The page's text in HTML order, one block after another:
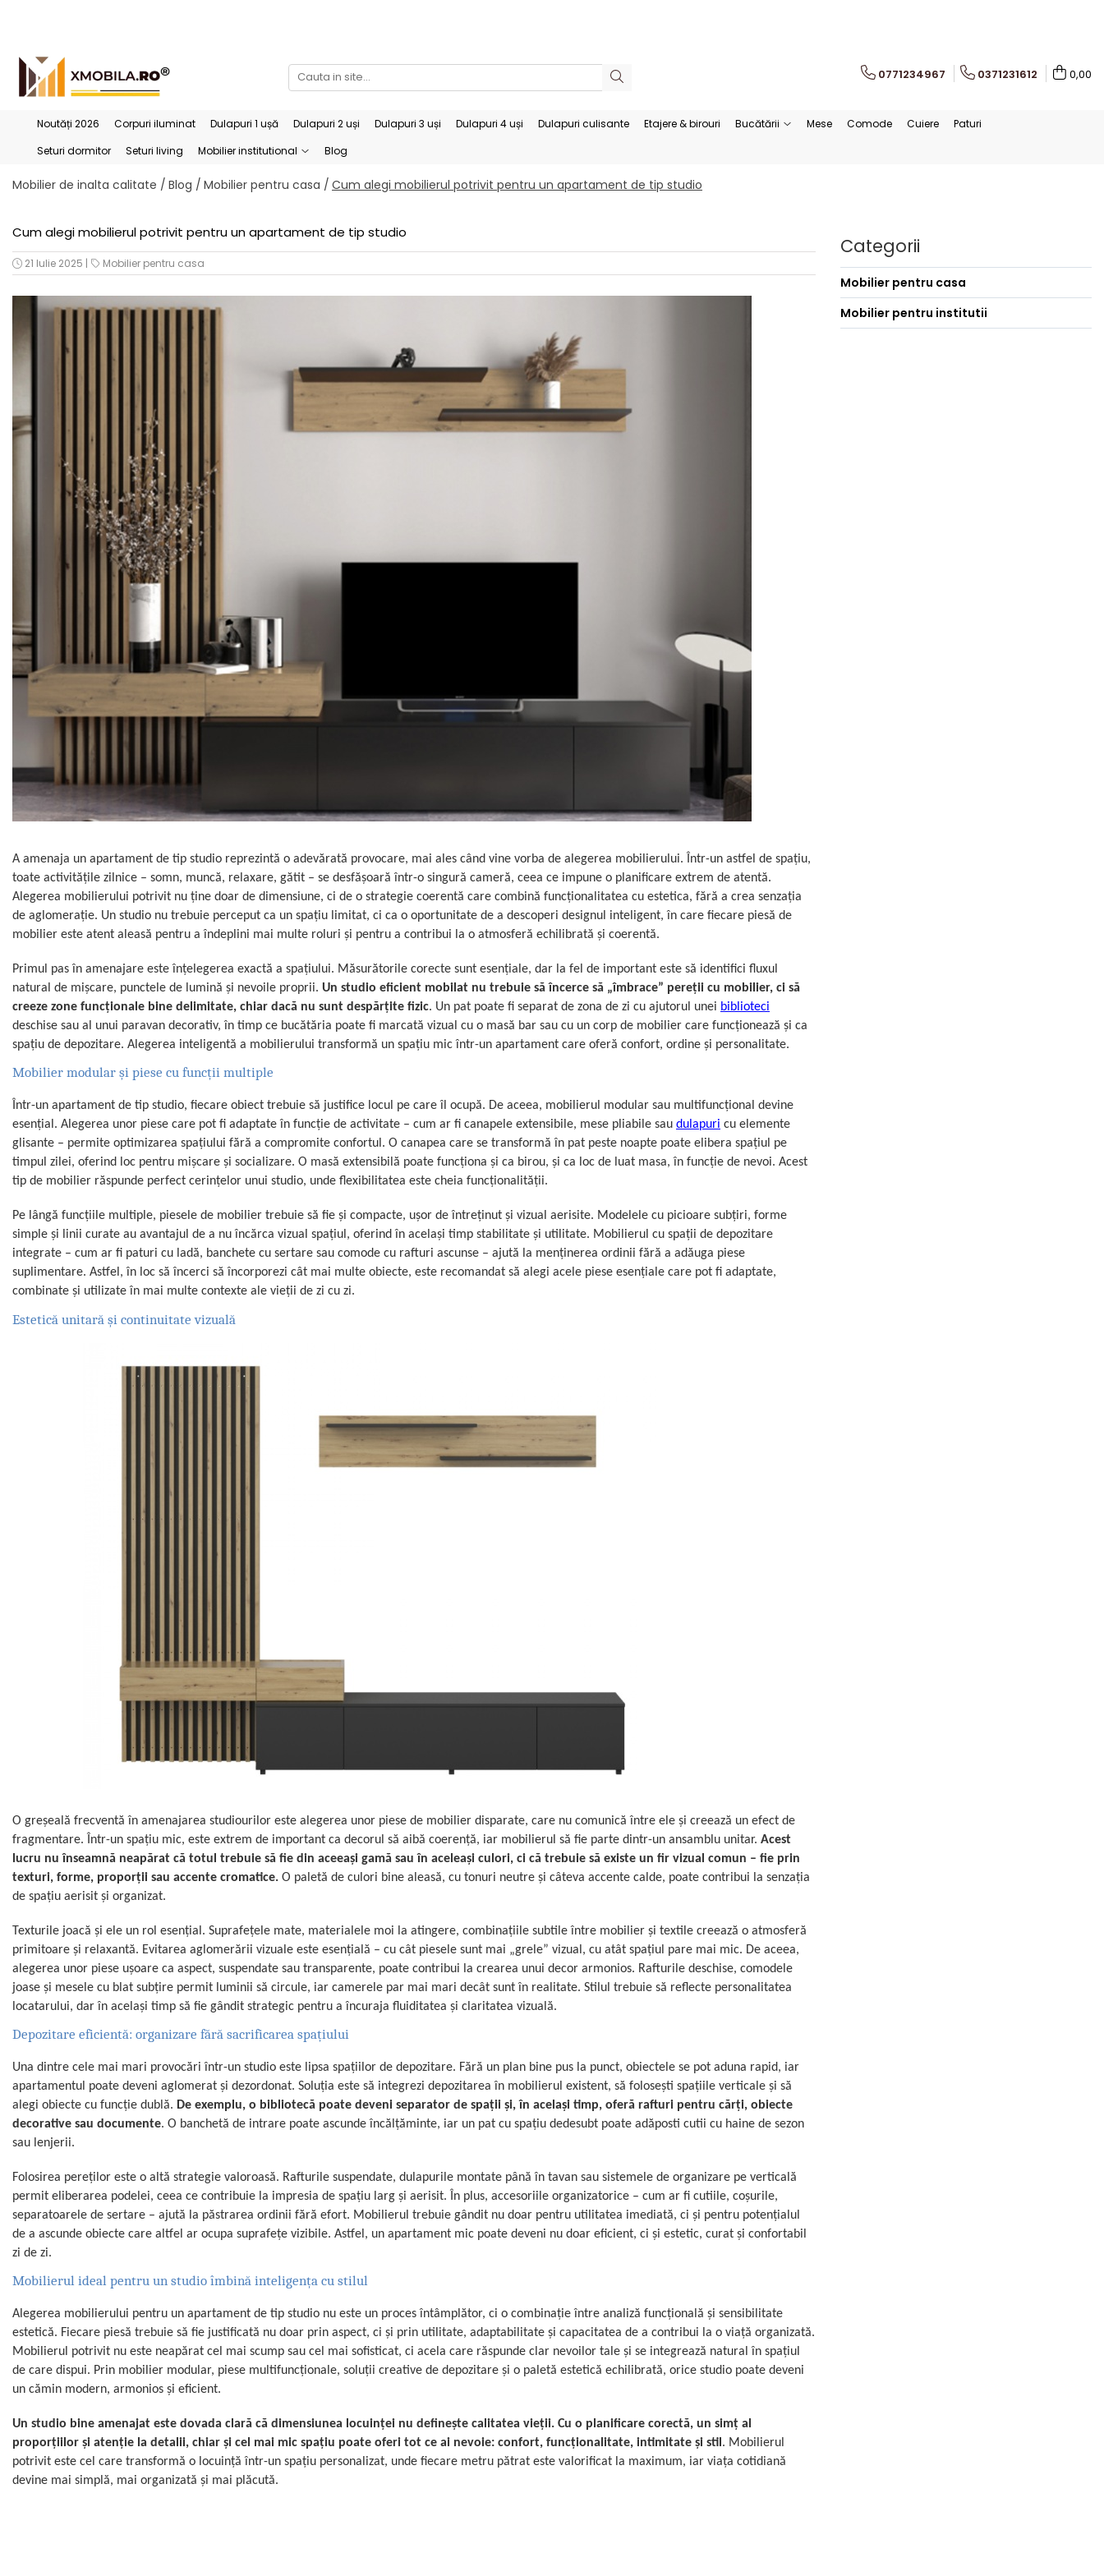
Bucătării Complete
Accesorii bucătărie
Dulapuri 1 ușă
0771234967 0371231612 0,00
Noutăți 2026 Corpuri iluminat Dulapuri 1 ușă Dulapuri 2 uși Dulapuri 3 uși Dulapuri 4 uși Dulapuri culisante Etajere & birouri Bucătării Mese Comode Cuiere
Paturi
Seturi dormitor
Seturi living Mobilier institutional Blog
Mobilier de inalta calitate / Blog / Mobilier pentru casa / Cum alegi mobilierul potrivit pentru un apartament de tip studio
Cum alegi mobilierul potrivit pentru un apartament de tip studio
21 Iulie 2025 | Mobilier pentru casa
A amenaja un apartament de tip studio reprezintă o adevărată provocare, mai ales când vine vorba de alegerea mobilierului. Într-un astfel de spațiu,
toate activitățile zilnice – somn, muncă, relaxare, gătit – se desfășoară într-o singură cameră, ceea ce impune o planificare extrem de atentă.
Alegerea mobilierului potrivit nu ține doar de dimensiune, ci de o strategie coerentă care combină funcționalitatea cu estetica, fără a crea senzația
de aglomerație. Un studio nu trebuie perceput ca un spațiu limitat, ci ca o oportunitate de a descoperi designul inteligent, în care fiecare piesă de
mobilier este atent aleasă pentru a îndeplini mai multe roluri și pentru a contribui la o atmosferă echilibrată și coerentă.
Primul pas în amenajare este înțelegerea exactă a spațiului. Măsurătorile corecte sunt esențiale, dar la fel de important este să identifici fluxul
natural de mișcare, punctele de lumină și nevoile proprii. Un studio eficient mobilat nu trebuie să încerce să „îmbrace” pereții cu mobilier, ci să
creeze zone funcționale bine delimitate, chiar dacă nu sunt despărțite fizic. Un pat poate fi separat de zona de zi cu ajutorul unei biblioteci
deschise sau al unui paravan decorativ, în timp ce bucătăria poate fi marcată vizual cu o masă bar sau cu un corp de mobilier care funcționează și ca
spațiu de depozitare. Alegerea inteligentă a mobilierului transformă un spațiu mic într-un apartament care oferă confort, ordine și personalitate.
Mobilier modular și piese cu funcții multiple
Într-un apartament de tip studio, fiecare obiect trebuie să justifice locul pe care îl ocupă. De aceea, mobilierul modular sau multifuncțional devine
esențial. Alegerea unor piese care pot fi adaptate în funcție de activitate – cum ar fi canapele extensibile, mese pliabile sau dulapuri cu elemente
glisante – permite optimizarea spațiului fără a compromite confortul. O canapea care se transformă în pat peste noapte poate elibera spațiul pe
timpul zilei, oferind loc pentru mișcare și socializare. O masă extensibilă poate funcționa și ca birou, și ca loc de luat masa, în funcție de nevoi. Acest
tip de mobilier răspunde perfect cerințelor unui studio, unde flexibilitatea este cheia funcționalității.
Pe lângă funcțiile multiple, piesele de mobilier trebuie să fie și compacte, ușor de întreținut și vizual aerisite. Modelele cu picioare subțiri, forme
simple și linii curate au avantajul de a nu încărca vizual spațiul, oferind în același timp stabilitate și utilitate. Mobilierul cu spații de depozitare
integrate – cum ar fi paturi cu ladă, banchete cu sertare sau comode cu rafturi ascunse – ajută la menținerea ordinii fără a adăuga piese
suplimentare. Astfel, în loc să încerci să încorporezi cât mai multe obiecte, este recomandat să alegi acele piese esențiale care pot fi adaptate,
combinate și utilizate în mai multe contexte ale vieții de zi cu zi.
Estetică unitară și continuitate vizuală
O greșeală frecventă în amenajarea studiourilor este alegerea unor piese de mobilier disparate, care nu comunică între ele și creează un efect de
fragmentare. Într-un spațiu mic, este extrem de important ca decorul să aibă coerență, iar mobilierul să fie parte dintr-un ansamblu unitar. Acest
lucru nu înseamnă neapărat că totul trebuie să fie din aceeași gamă sau în aceleași culori, ci că trebuie să existe un fir vizual comun – fie prin
texturi, forme, proporții sau accente cromatice. O paletă de culori bine aleasă, cu tonuri neutre și câteva accente calde, poate contribui la senzația
de spațiu aerisit și organizat.
Texturile joacă și ele un rol esențial. Suprafețele mate, materialele moi la atingere, combinațiile subtile între mobilier și textile creează o atmosferă
primitoare și relaxantă. Evitarea aglomerării vizuale este esențială – cu cât piesele sunt mai „grele” vizual, cu atât spațiul pare mai mic. De aceea,
alegerea unor piese ușoare ca aspect, suspendate sau transparente, poate contribui la crearea unui decor armonios. Rafturile deschise, comodele
joase și mesele cu blat subțire permit luminii să circule, iar camerele par mai mari decât sunt în realitate. Stilul trebuie să reflecte personalitatea
locatarului, dar în același timp să fie gândit strategic pentru a încuraja fluiditatea și claritatea vizuală.
Depozitare eficientă: organizare fără sacrificarea spațiului
Una dintre cele mai mari provocări într-un studio este lipsa spațiilor de depozitare. Fără un plan bine pus la punct, obiectele se pot aduna rapid, iar
apartamentul poate deveni aglomerat și dezordonat. Soluția este să integrezi depozitarea în mobilierul existent, să folosești spațiile verticale și să
alegi obiecte cu funcție dublă. De exemplu, o bibliotecă poate deveni separator de spații și, în același timp, oferă rafturi pentru cărți, obiecte
decorative sau documente. O banchetă de intrare poate ascunde încălțăminte, iar un pat cu spațiu dedesubt poate adăposti cutii cu haine de sezon
sau lenjerii.
Folosirea pereților este o altă strategie valoroasă. Rafturile suspendate, dulapurile montate până în tavan sau sistemele de organizare pe verticală
permit eliberarea podelei, ceea ce contribuie la impresia de spațiu larg și aerisit. În plus, accesoriile organizatorice – cum ar fi cutiile, coșurile,
separatoarele de sertare – ajută la păstrarea ordinii fără efort. Mobilierul trebuie gândit nu doar pentru utilitatea imediată, ci și pentru potențialul
de a ascunde obiecte care altfel ar ocupa suprafețe vizibile. Astfel, un apartament mic poate deveni nu doar eficient, ci și estetic, curat și confortabil
zi de zi.
Mobilierul ideal pentru un studio îmbină inteligența cu stilul
Alegerea mobilierului pentru un apartament de tip studio nu este un proces întâmplător, ci o combinație între analiză funcțională și sensibilitate
estetică. Fiecare piesă trebuie să fie justificată nu doar prin aspect, ci și prin utilitate, adaptabilitate și capacitatea de a contribui la o viață organizată.
Mobilierul potrivit nu este neapărat cel mai scump sau cel mai sofisticat, ci acela care răspunde clar nevoilor tale și se integrează natural în spațiul
de care dispui. Prin mobilier modular, piese multifuncționale, soluții creative de depozitare și o paletă estetică echilibrată, orice studio poate deveni
un cămin modern, armonios și eficient.
Un studio bine amenajat este dovada clară că dimensiunea locuinței nu definește calitatea vieții. Cu o planificare corectă, un simț al
proporțiilor și atenție la detalii, chiar și cel mai mic spațiu poate oferi tot ce ai nevoie: confort, funcționalitate, intimitate și stil. Mobilierul
potrivit este cel care transformă o locuință într-un spațiu personalizat, unde fiecare metru pătrat este valorificat la maximum, iar viața cotidiană
devine mai simplă, mai organizată și mai plăcută.
Categorii
Mobilier pentru casa
Mobilier pentru institutii